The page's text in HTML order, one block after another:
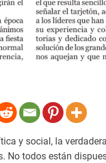
y social, la
No todos están